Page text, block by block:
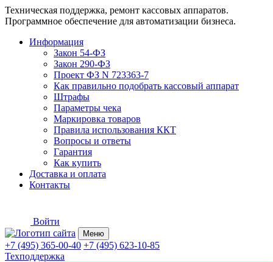
Техническая поддержка, ремонт кассовых аппаратов.
Программное обеспечение для автоматизации бизнеса.
Информация
Закон 54-ФЗ
Закон 290-ФЗ
Проект ФЗ N 723363-7
Как правильно подобрать кассовый аппарат
Штрафы
Параметры чека
Маркировка товаров
Правила использования ККТ
Вопросы и ответы
Гарантия
Как купить
Доставка и оплата
Контакты
Войти
Меню
+7 (495) 365-00-40 +7 (495) 623-10-85
Техподдержка